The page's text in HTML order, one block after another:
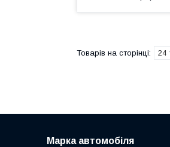
Марка автомобіля